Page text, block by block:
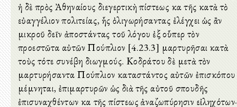
ἡ δὲ πρὸς Ἀθηναίους διεγερτικὴ πίστεως καὶ τῆς κατὰ τὸ
εὐαγγέλιον πολιτείας, ἧς ὀλιγωρήσαντας ἐλέγχει ὡς ἂν
μικροῦ δεῖν ἀποστάντας τοῦ λόγου ἐξ οὗπερ τὸν
προεστῶτα αὐτῶν Πούπλιον [4.23.3] μαρτυρῆσαι κατὰ
τοὺς τότε συνέβη διωγμούς. Κοδράτου δὲ μετὰ τὸν
μαρτυρήσαντα Πούπλιον καταστάντος αὐτῶν ἐπισκόπου
μέμνηται, ἐπιμαρτυρῶν ὡς διὰ τῆς αὐτοῦ σπουδῆς
ἐπισυναχθέντων καὶ τῆς πίστεως ἀναζωπύρησιν εἰληχότων·